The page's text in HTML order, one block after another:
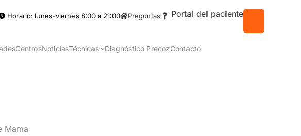
Horario: lunes-viernes 8:00 a 21:00 Preguntas Portal del paciente
CentrosNoticiasTécnicas Diagnóstico PrecozContacto
Mama